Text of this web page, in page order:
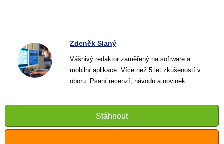
Zdeněk Slaný
Vášnivý redaktor zaměřený na software a
mobilní aplikace. Více než 5 let zkušeností v
oboru. Psaní recenzí, návodů a novinek.
pomáhají čtenářům lépe porozumět a využít
moderní technologie.
Stáhnout